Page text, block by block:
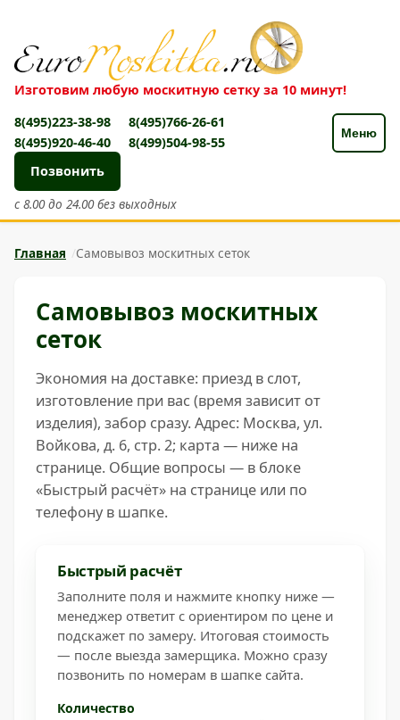
Изготовим любую москитную сетку за 10 минут!
8(495)223-38-98
8(495)766-26-61
8(495)920-46-40
8(499)504-98-55
Позвонить
с 8.00 до 24.00 без выходных
Меню
Главная Самовывоз москитных сеток
Самовывоз москитных
сеток
Экономия на доставке: приезд в слот,
изготовление при вас (время зависит от
изделия), забор сразу. Адрес: Москва, ул.
Войкова, д. 6, стр. 2; карта — ниже на
странице. Общие вопросы — в блоке
«Быстрый расчёт» на странице или по
телефону в шапке.
Быстрый расчёт
Заполните поля и нажмите кнопку ниже —
менеджер ответит с ориентиром по цене и
подскажет по замеру. Итоговая стоимость
— после выезда замерщика. Можно сразу
позвонить по номерам в шапке сайта.
Количество